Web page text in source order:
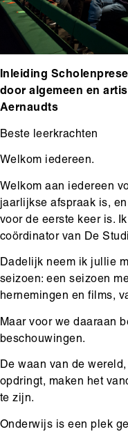
Main
content
Inleiding
door algemeen en
Aernaudts
Beste leerkrachten
Welkom iedereen.
Welkom aan iedereen
jaarlijkse afspraak is,
voor de eerste keer is.
coördinator van De
Dadelijk neem ik jullie
seizoen: een seizoen
hernemingen en films,
Maar voor we daaraan
beschouwingen.
De waan van de
opdringt, maken het
te zijn.
Onderwijs is een plek